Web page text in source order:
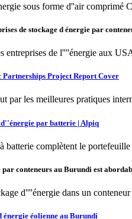
sous forme d''air comprimé
de stockage d énergie par
entreprises de l''''énergie aux
Partnerships Project Report Cover
par les meilleures pratiques
d''énergie par batterie | Alpiq
batterie complètent le
par conteneurs au Burundi est
d''''énergie dans un
énergie éolienne au Burundi